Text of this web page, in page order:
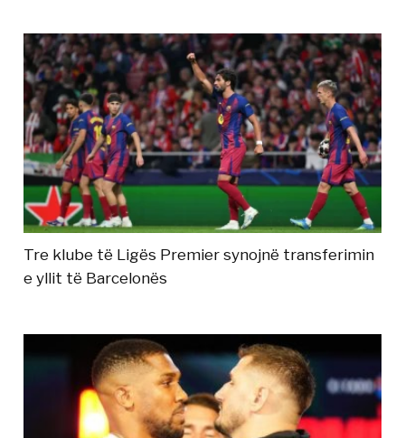
Tre klube të Ligës Premier synojnë transferimin
e yllit të Barcelonës